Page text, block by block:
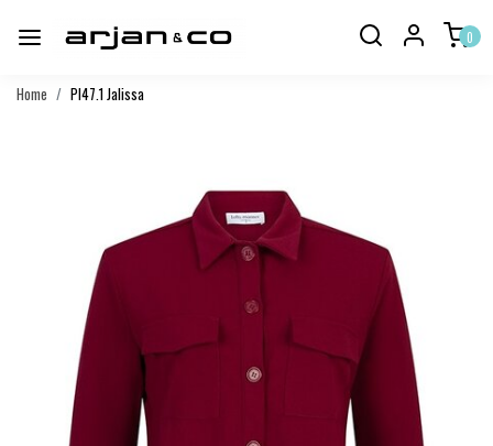
0
Home PI47.1 Jalissa
Vorige